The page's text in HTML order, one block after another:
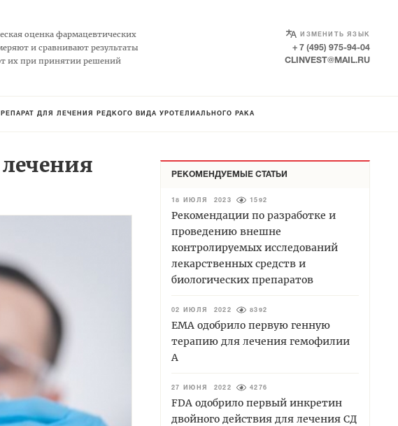
оценка фармацевтических
и сравнивают результаты
их при принятии решений
ИЗМЕНИТЬ ЯЗЫК
SELECT LANGUAGE
+ 7 (495) 975-94-04
CLINVEST@MAIL.RU
ДЛЯ ЛЕЧЕНИЯ РЕДКОГО ВИДА УРОТЕЛИАЛЬНОГО РАКА
РЕКОМЕНДУЕМЫЕ СТАТЬИ
18 ИЮЛЯ 2023 1592
Рекомендации по разработке и
проведению внешне
контролируемых исследований
лекарственных средств и
биологических препаратов
02 ИЮЛЯ 2022 8392
EMA одобрило первую генную
терапию для лечения гемофилии
А
27 ИЮНЯ 2022 4276
FDA одобрило первый инкретин
двойного действия для лечения СД